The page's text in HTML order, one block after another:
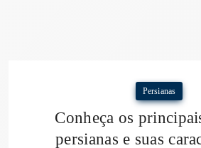
Persianas
Conheça os
persianas e suas